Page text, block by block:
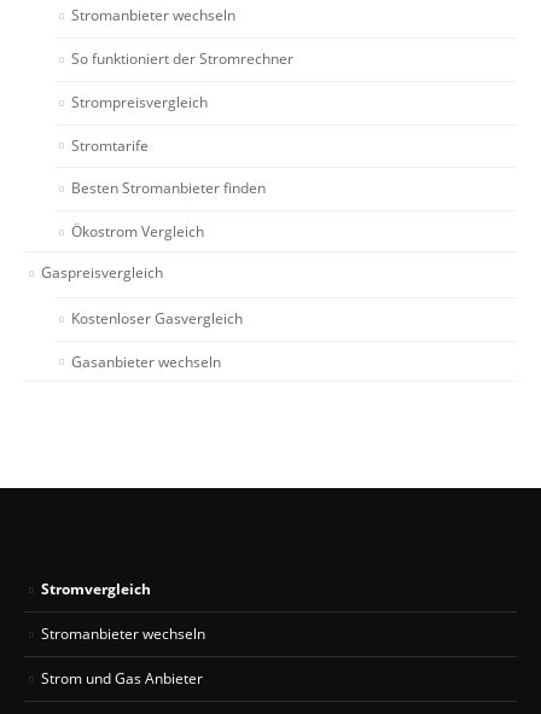
Stromanbieter wechseln
So funktioniert der Stromrechner
Strompreisvergleich
Stromtarife
Besten Stromanbieter finden
Ökostrom Vergleich
Gaspreisvergleich
Kostenloser Gasvergleich
Gasanbieter wechseln
Stromvergleich
Stromanbieter wechseln
Strom und Gas Anbieter